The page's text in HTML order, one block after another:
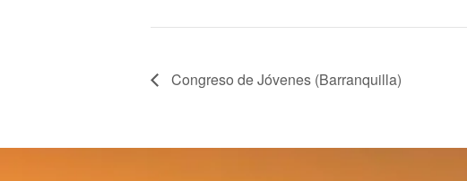
Congreso de Jóvenes (Barranquilla)